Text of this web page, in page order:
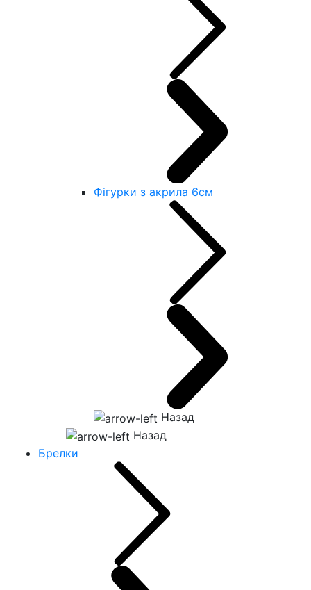
Фігурки з акрила 6см
Назад
Назад
Брелки